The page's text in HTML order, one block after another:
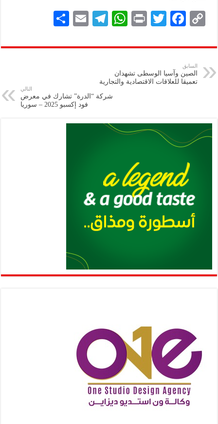
C
p
y
Li
F
eb
k
T
tt
P
nt
W
at
A
p
Te
gr
E
ai
ar
السابق
الصين وآسيا الوسطى تشهدان
تعميقا للعلاقات الاقتصادية والتجارية
التالي
شركة “الدرة” تشارك في معرض
فود إكسبو 2025 – سوريا